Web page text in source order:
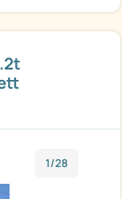
1/28